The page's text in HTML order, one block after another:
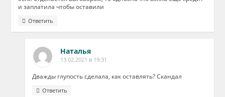
и заплатила чтобы оставили
Ответить
Наталья
13.02.2021 в 19:31
Дважды глупость сделала, как оставлять? Скандал
Ответить